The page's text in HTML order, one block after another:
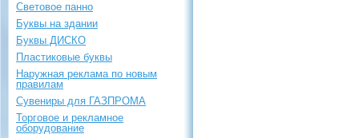
Световое панно
Буквы на здании
Буквы ДИСКО
Пластиковые буквы
Наружная реклама по новым
правилам
Сувениры для ГАЗПРОМА
Торговое и рекламное
оборудование